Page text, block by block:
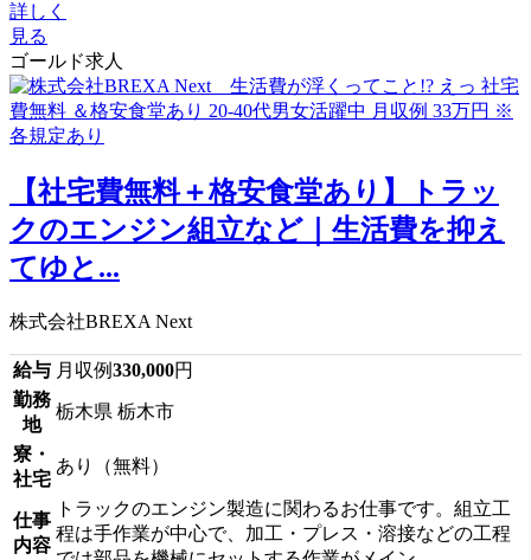
詳しく
見る
ゴールド求人
【社宅費無料＋格安食堂あり】トラッ
クのエンジン組立など｜生活費を抑え
てゆと...
株式会社BREXA Next
給与 月収例330,000円
勤務
地
栃木県 栃木市
寮・
社宅
あり（無料）
仕事
内容
トラックのエンジン製造に関わるお仕事です。組立工
程は手作業が中心で、加工・プレス・溶接などの工程